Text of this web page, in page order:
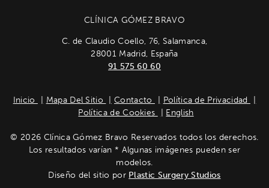
CLÍNICA GÓMEZ BRAVO
C. de Claudio Coello, 76, Salamanca,
28001 Madrid, España
91 575 60 60
Inicio Mapa Del Sitio Contacto
Política de Privacidad
Política de Cookies
English
© 2026 Clínica Gómez Bravo Reservados todos los derechos.
Los resultados varían * Algunas imágenes pueden ser
modelos.
Diseño del sitio por Plastic Surgery Studios